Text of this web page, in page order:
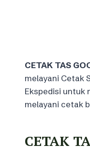
CETAK TAS
melayani Cetak
Ekspedisi untuk
melayani cetak
CETAK